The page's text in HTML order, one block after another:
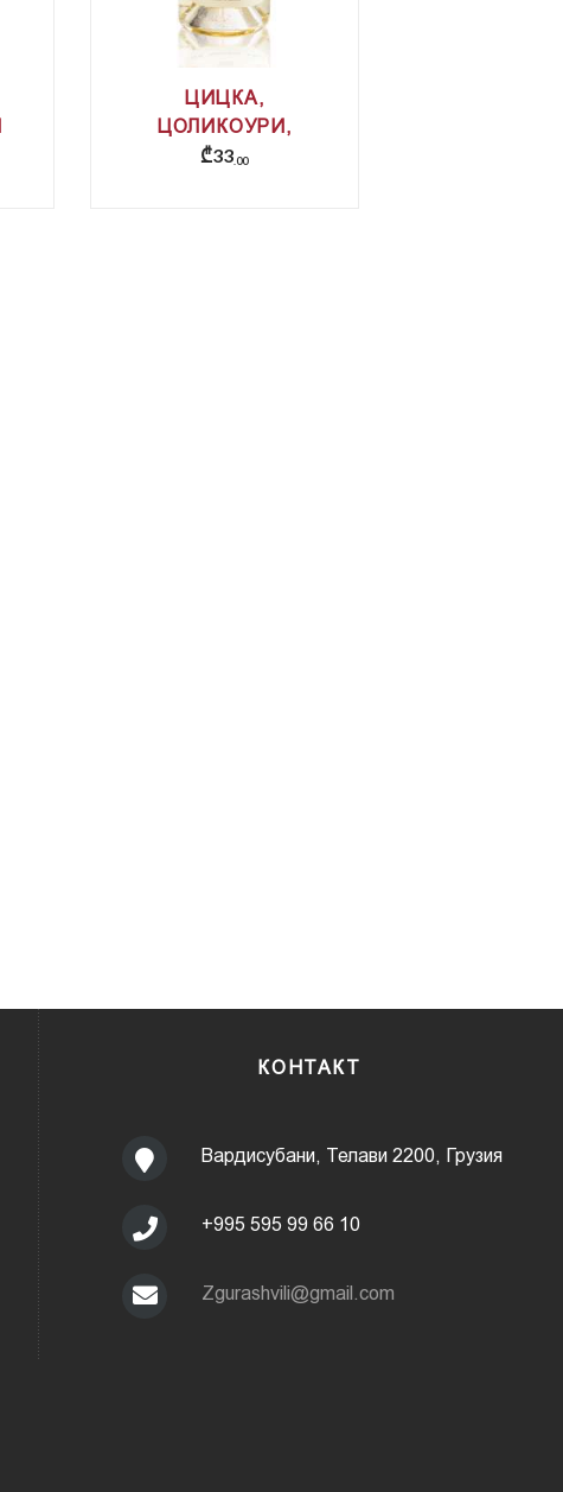
ЦИЦКА,
ЦОЛИКОУРИ,
КРАХУНА,
₾33 00
КОНТАКТ
Вардисубани, Телави 2200, Грузия
+995 595 99 66 10
Zgurashvili@gmail.com